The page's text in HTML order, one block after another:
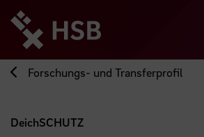
zum
Seiteninhalt
springen
Forschungs- und Transferprofil
DeichSCHUTZ